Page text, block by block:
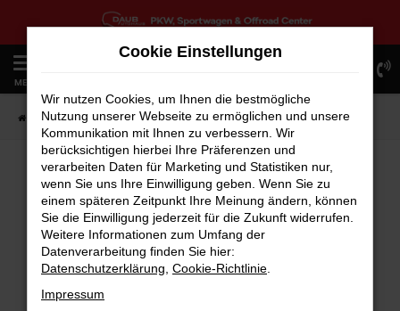
Zum
Hauptinhalt
springen
MENÜ
Startseite Fahrzeugangebote Fahrzeugbestand
FEHLER: NETWORK ERROR
Beim Laden ist ein Fehler aufgetreten.
Hier sind ein paar Tipps, die dir helfen können:
Überprüfe deine Firewall und deine
Cookie Einstellungen
Wir nutzen Cookies, um Ihnen die bestmögliche
Nutzung unserer Webseite zu ermöglichen und unsere
Kommunikation mit Ihnen zu verbessern. Wir
berücksichtigen hierbei Ihre Präferenzen und
verarbeiten Daten für Marketing und Statistiken nur,
wenn Sie uns Ihre Einwilligung geben. Wenn Sie zu
einem späteren Zeitpunkt Ihre Meinung ändern, können
Sie die Einwilligung jederzeit für die Zukunft widerrufen.
Weitere Informationen zum Umfang der
Datenverarbeitung finden Sie hier:
Datenschutzerklärung Cookie-Richtlinie
Impressum